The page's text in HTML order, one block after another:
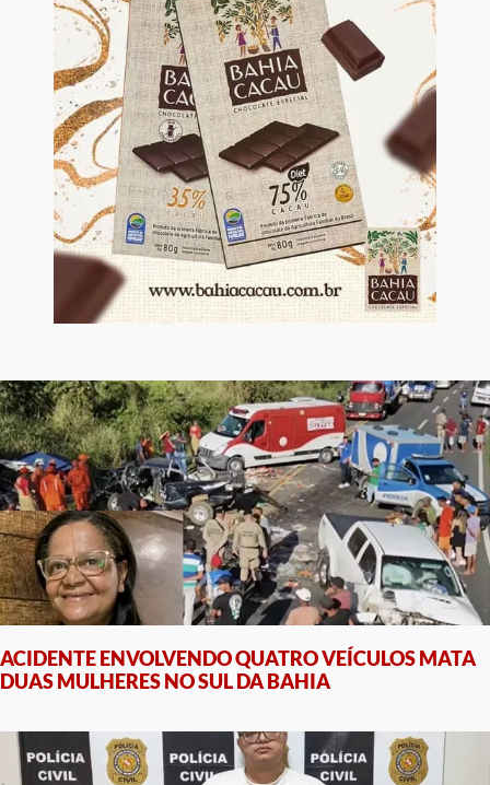
ACIDENTE ENVOLVENDO QUATRO VEÍCULOS MATA
DUAS MULHERES NO SUL DA BAHIA